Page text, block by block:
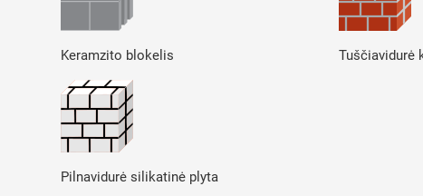
Keramzito blokelis Tuščiavidurė
Pilnavidurė silikatinė plyta